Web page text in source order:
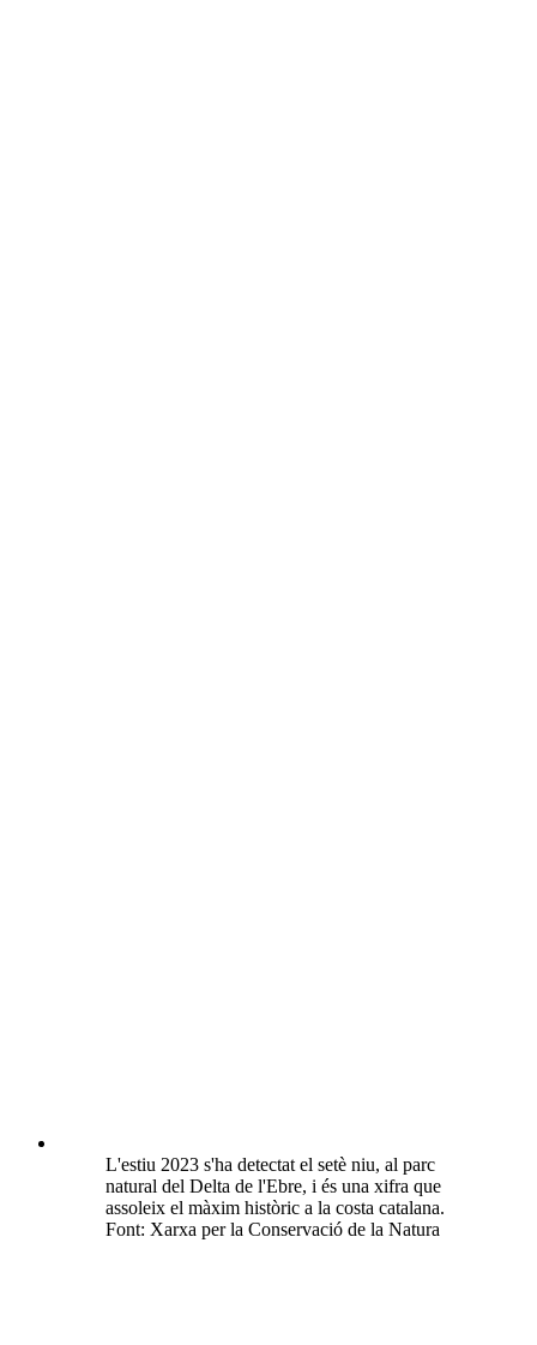
L'estiu 2023 s'ha detectat el setè niu, al parc
natural del Delta de l'Ebre, i és una xifra que
assoleix el màxim històric a la costa catalana.
Font: Xarxa per la Conservació de la Natura